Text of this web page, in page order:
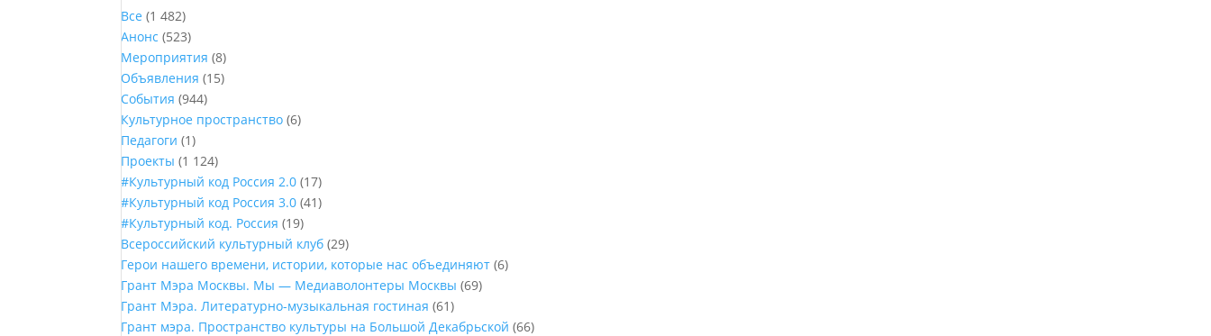
Все (1 482)
Анонс (523)
Мероприятия (8)
Объявления (15)
События (944)
Культурное пространство (6)
Педагоги (1)
Проекты (1 124)
#Культурный код Россия 2.0 (17)
#Культурный код Россия 3.0 (41)
#Культурный код. Россия (19)
Всероссийский культурный клуб (29)
Герои нашего времени, истории, которые нас объединяют (6)
Грант Мэра Москвы. Мы — Медиаволонтеры Москвы (69)
Грант Мэра. Литературно-музыкальная гостиная (61)
Грант мэра. Пространство культуры на Большой Декабрьской (66)